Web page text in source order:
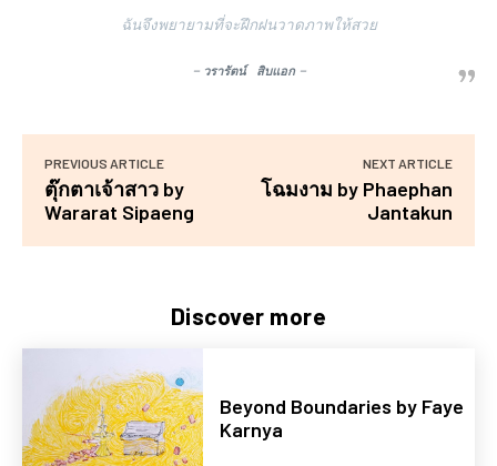
Discover more
Beyond Boundaries by Faye
Karnya
ฉันจึงพยายามที่จะฝึกฝนวาดภาพให้สวย
– วรารัตน์ สิบแอก–
PREVIOUS ARTICLE
ตุ๊กตาเจ้าสาว by
Wararat Sipaeng
NEXT ARTICLE
โฉมงาม by Phaephan
Jantakun